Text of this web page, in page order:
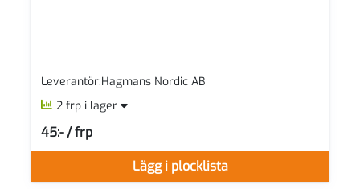
Leverantör:Hagmans Nordic AB
2 frp i lager
Lägg i plocklista
45:- / frp
SEK per FRP